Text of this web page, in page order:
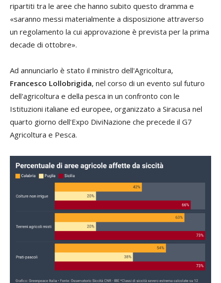
ripartiti tra le aree che hanno subito questo dramma e
«saranno messi materialmente a disposizione attraverso
un regolamento la cui approvazione è prevista per la prima
decade di ottobre».
Ad annunciarlo è stato il ministro dell'Agricoltura,
Francesco Lollobrigida, nel corso di un evento sul futuro
dell'agricoltura e della pesca in un confronto con le
Istituzioni italiane ed europee, organizzato a Siracusa nel
quarto giorno dell'Expo DiviNazione che precede il G7
Agricoltura e Pesca.